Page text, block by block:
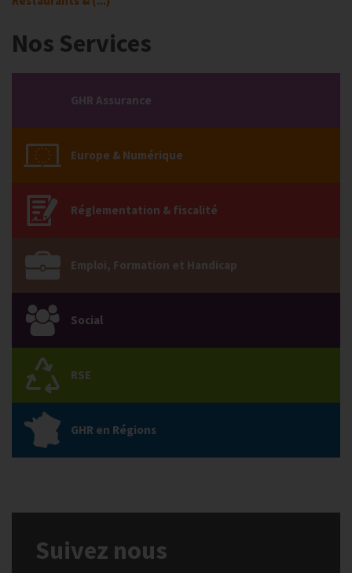
Nos Services
GHR Assurance
Europe & Numérique
Réglementation & fiscalité
Emploi, Formation et Handicap
Social
RSE
GHR en Régions
Suivez nous